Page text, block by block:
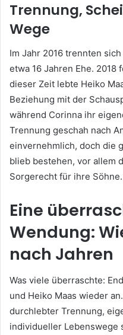
Trennung,
Wege
Im Jahr 2016 trennten
etwa 16 Jahren Ehe.
dieser Zeit lebte Heiko
Beziehung mit der
während Corinna ihr
Trennung geschah nach
einvernehmlich, doch die
blieb bestehen, vor allem
Sorgerecht für ihre Söhne.
Eine
Wendung:
nach Jahren
Was viele überraschte:
und Heiko Maas wieder
durchlebter Trennung,
individueller Lebenswege